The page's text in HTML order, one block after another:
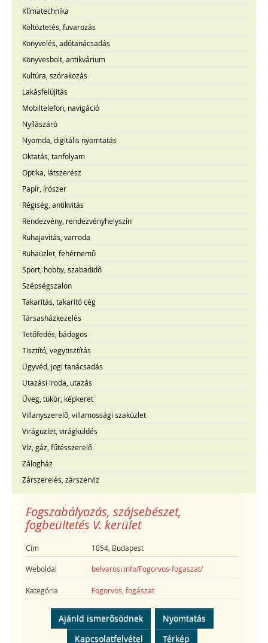
Klímatechnika
Költöztetés, fuvarozás
Könyvelés, adótanácsadás
Könyvesbolt, antikvárium
Kultúra, szórakozás
Lakásfelújítás
Mobiltelefon, navigáció
Nyílászáró
Nyomda, digitális nyomtatás
Oktatás, tanfolyam
Optika, látszerész
Papír, írószer
Régiség, antikvitás
Rendezvény, rendezvényhelyszín
Ruhajavítás, varroda
Ruhaüzlet, fehérnemű
Sport, hobby, szabadidő
Szépségszalon
Takarítás, takaritó cég
Társasházkezelés
Tetőfedés, bádogos
Tisztító, vegytisztítás
Ügyvéd, jogi tanácsadás
Utazási iroda, utazás
Üveg, tükör, képkeret
Villanyszerelő, villamossági szaküzlet
Virágüzlet, virágküldés
Víz, gáz, fűtésszerelő
Zálogház
Zárszerelés, zárszerviz
Fogszabályozás, szájsebészet,
fogbeültetés V. kerület
Cím 1054, Budapest
Weboldal belvarosi.info/Fogorvos-fogaszat/
Kategória Fogorvos, fogászat
Ajánld ismerősödnek
Nyomtatás
Kapcsolatfelvétel
Térkép